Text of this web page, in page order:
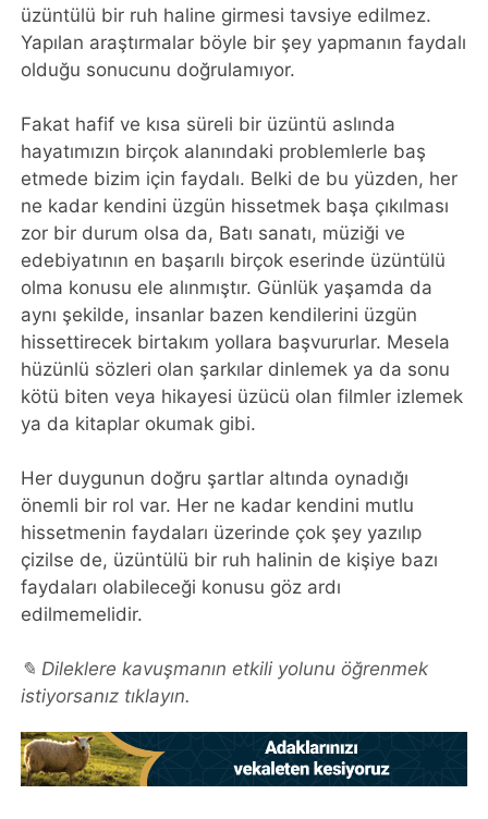
üzüntülü bir ruh haline girmesi tavsiye edilmez.
Yapılan araştırmalar böyle bir şey yapmanın faydalı
olduğu sonucunu doğrulamıyor.
Fakat hafif ve kısa süreli bir üzüntü aslında
hayatımızın birçok alanındaki problemlerle baş
etmede bizim için faydalı. Belki de bu yüzden, her
ne kadar kendini üzgün hissetmek başa çıkılması
zor bir durum olsa da, Batı sanatı, müziği ve
edebiyatının en başarılı birçok eserinde üzüntülü
olma konusu ele alınmıştır. Günlük yaşamda da
aynı şekilde, insanlar bazen kendilerini üzgün
hissettirecek birtakım yollara başvururlar. Mesela
hüzünlü sözleri olan şarkılar dinlemek ya da sonu
kötü biten veya hikayesi üzücü olan filmler izlemek
ya da kitaplar okumak gibi.
Her duygunun doğru şartlar altında oynadığı
önemli bir rol var. Her ne kadar kendini mutlu
hissetmenin faydaları üzerinde çok şey yazılıp
çizilse de, üzüntülü bir ruh halinin de kişiye bazı
faydaları olabileceği konusu göz ardı
edilmemelidir.
✎ Dileklere kavuşmanın etkili yolunu öğrenmek
istiyorsanız tıklayın.